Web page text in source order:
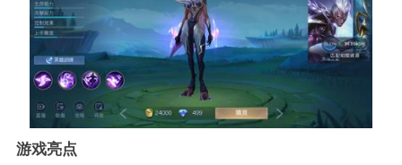
游戏亮点